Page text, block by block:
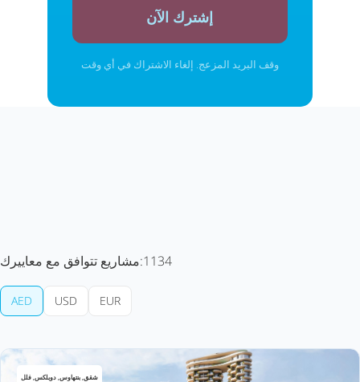
إشترك الآن
وقف البريد المزعج. إلغاء الاشتراك في أي وقت
1134مشاريع تتوافق مع معاييرك:
AED USD EUR
شقق, بنتهاوس, دوبلكس, فلل